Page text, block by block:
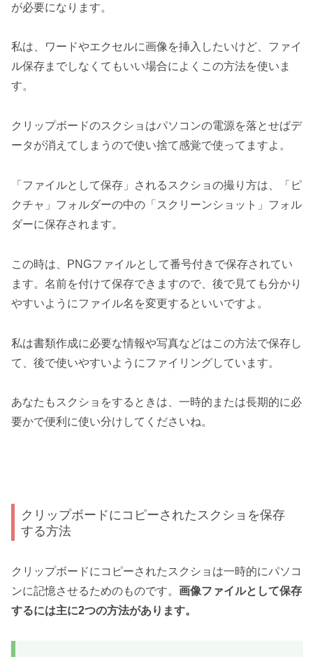
が必要になります。
私は、ワードやエクセルに画像を挿入したいけど、ファイ
ル保存までしなくてもいい場合によくこの方法を使いま
す。
クリップボードのスクショはパソコンの電源を落とせばデ
ータが消えてしまうので使い捨て感覚で使ってますよ。
「ファイルとして保存」されるスクショの撮り方は、「ピ
クチャ」フォルダーの中の「スクリーンショット」フォル
ダーに保存されます。
この時は、PNGファイルとして番号付きで保存されてい
ます。名前を付けて保存できますので、後で見ても分かり
やすいようにファイル名を変更するといいですよ。
私は書類作成に必要な情報や写真などはこの方法で保存し
て、後で使いやすいようにファイリングしています。
あなたもスクショをするときは、一時的または長期的に必
要かで便利に使い分けしてくださいね。
クリップボードにコピーされたスクショを保存
する方法
クリップボードにコピーされたスクショは一時的にパソコ
ンに記憶させるためのものです。 画像ファイルとして保存
するには主に2つの方法があります。